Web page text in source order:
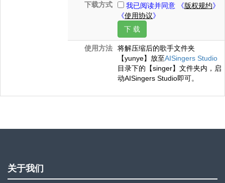
下载方式 我已阅读并同意 《版权规约》
《使用协议》
下 载
使用方法
将解压缩后的歌手文件夹
【yunye】放至AISingers Studio
目录下的【singer】文件夹内，启
动AISingers Studio即可。
关于我们